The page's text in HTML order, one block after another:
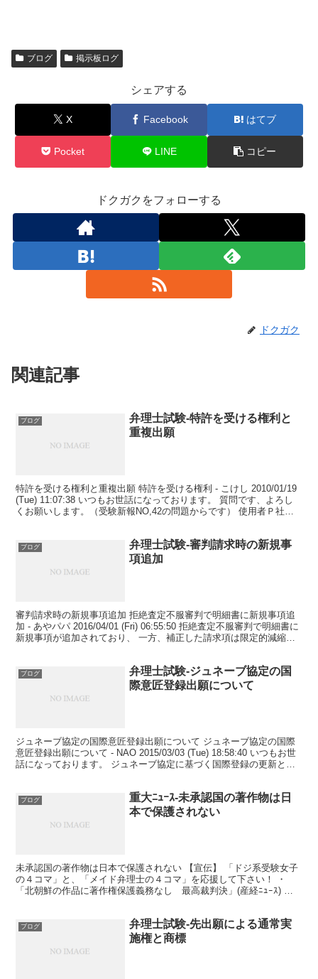
ブログ 掲示板ログ
シェアする
X Facebook はてブ
Pocket LINE コピー
ドクガクをフォローする
ドクガク
関連記事
ブログ
弁理士試験-特許を受ける権利と
重複出願
特許を受ける権利と重複出願 特許を受ける権利 - こけし 2010/01/19
(Tue) 11:07:38 いつもお世話になっております。 質問です、よろし
くお願いします。（受験新報NO,42の問題からです） 使用者Ｐ社
ブログ
弁理士試験-審判請求時の新規事
項追加
審判請求時の新規事項追加 拒絶査定不服審判で明細書に新規事項追
加 - あやパパ 2016/04/01 (Fri) 06:55:50 拒絶査定不服審判で明細書に
新規事項が追加されており、 一方、補正した請求項は限定的減縮で
ブログ
弁理士試験-ジュネーブ協定の国
際意匠登録出願について
ジュネーブ協定の国際意匠登録出願について ジュネーブ協定の国際
意匠登録出願について - NAO 2015/03/03 (Tue) 18:58:40 いつもお世
話になっております。 ジュネーブ協定に基づく国際登録の更新と国
ブログ
重大ﾆｭｰｽ-未承認国の著作物は日
本で保護されない
未承認国の著作物は日本で保護されない 【宣伝】 「ドジ系受験女子
の４コマ」と、「メイド弁理士の４コマ」を応援して下さい！ ・
「北朝鮮の作品に著作権保護義務なし 最高裁判決」(産経ﾆｭｰｽ) ・
ブログ
弁理士試験-先出願による通常実
施権と商標